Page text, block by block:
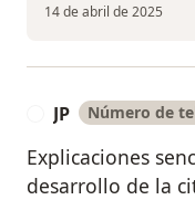
14 de abril de 2025
JP Número de
Explicaciones
desarrollo de la